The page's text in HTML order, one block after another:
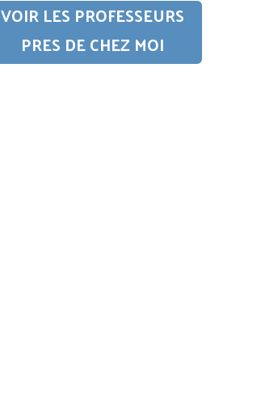
VOIR LES PROFESSEURS
PRES DE CHEZ MOI